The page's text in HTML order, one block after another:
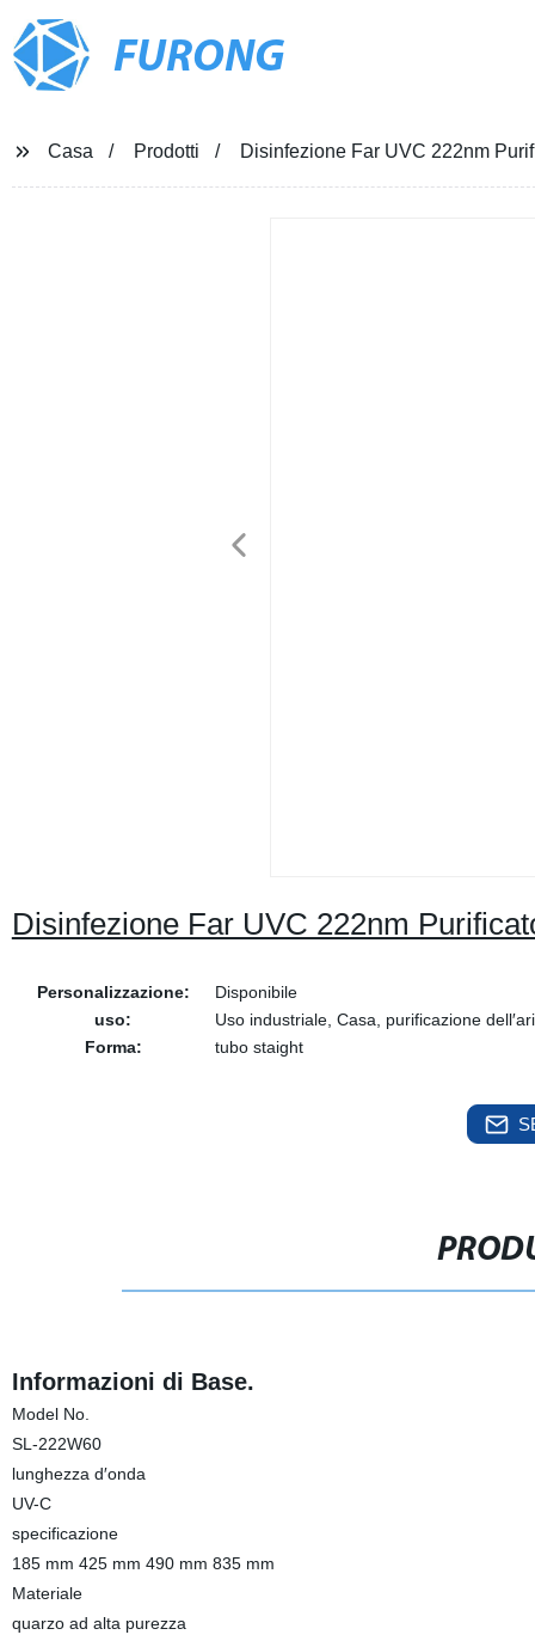
FURONG
Casa Prodotti Disinfezione Far UVC 222nm
Disinfezione Far UVC 222nm
Personalizzazione:
Disponibile
uso:
Uso industriale, Casa, purificazione
Forma:
tubo staight
Informazioni di Base.
Model No.
SL-222W60
lunghezza d′onda
UV-C
specificazione
185 mm 425 mm 490 mm 835 mm
Materiale
quarzo ad alta purezza